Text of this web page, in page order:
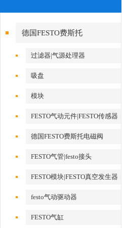
德国FESTO费斯托
过滤器|气源处理器
吸盘
模块
FESTO气动元件|FESTO传感器
德国FESTO费斯托电磁阀
FESTO气管|festo接头
FESTO模块|FESTO真空发生器
festo气动驱动器
FESTO气缸